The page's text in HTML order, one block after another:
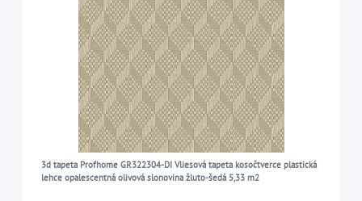
3d tapeta Profhome GR322304-DI Vliesová tapeta kosočtverce plastická
lehce opalescentná olivová slonovina žluto-šedá 5,33 m2